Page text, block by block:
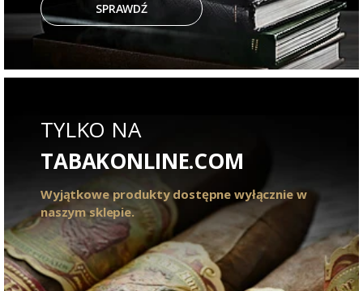
SPRAWDŹ
TYLKO NA
TABAKONLINE.COM
Wyjątkowe produkty dostępne wyłącznie w
naszym sklepie.